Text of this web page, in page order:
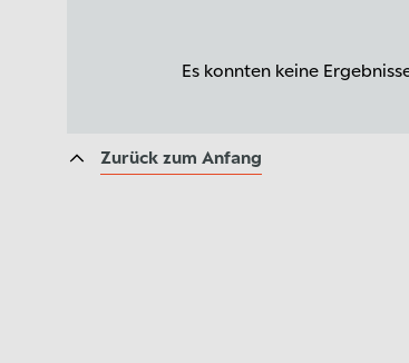
Es konnten keine
Zurück zum Anfang